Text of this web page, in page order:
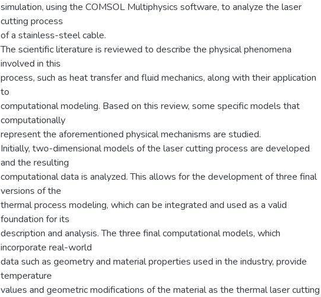
simulation, using the COMSOL Multiphysics software, to analyze the laser
cutting process
of a stainless-steel cable.
The scientific literature is reviewed to describe the physical phenomena
involved in this
process, such as heat transfer and fluid mechanics, along with their application
to
computational modeling. Based on this review, some specific models that
computationally
represent the aforementioned physical mechanisms are studied.
Initially, two-dimensional models of the laser cutting process are developed
and the resulting
computational data is analyzed. This allows for the development of three final
versions of the
thermal process modeling, which can be integrated and used as a valid
foundation for its
description and analysis. The three final computational models, which
incorporate real-world
data such as geometry and material properties used in the industry, provide
temperature
values and geometric modifications of the material as the thermal laser cutting